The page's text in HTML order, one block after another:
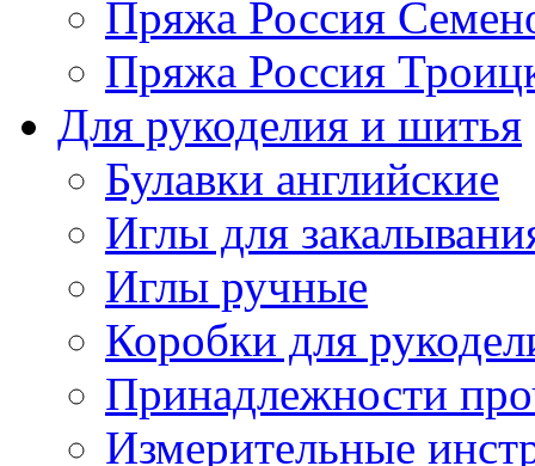
Пряжа Россия
Пряжа Россия
Для рукоделия и шитья
Булавки английские
Иглы для
Иглы ручные
Коробки для
Принадлежности
Измерительные